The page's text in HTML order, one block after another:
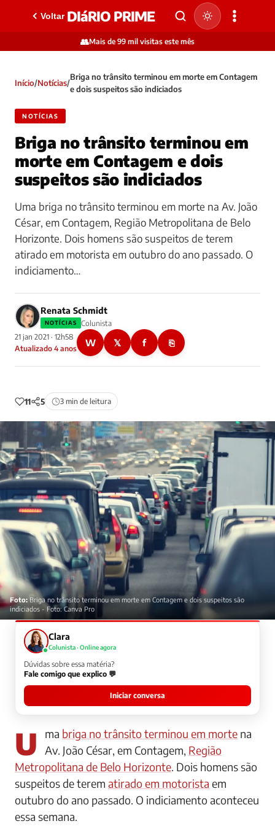
Voltar DIáRIO PRIME
👥Mais de 99 mil visitas este mês
Início/Notícias/
Briga no trânsito terminou em morte em Contagem
e dois suspeitos são indiciados
NOTÍCIAS
Briga no trânsito terminou em
morte em Contagem e dois
suspeitos são indiciados
Uma briga no trânsito terminou em morte na Av. João
César, em Contagem, Região Metropolitana de Belo
Horizonte. Dois homens são suspeitos de terem
atirado em motorista em outubro do ano passado. O
indiciamento…
Renata Schmidt
NOTÍCIAS
Colunista
21 jan 2021 · 12h58
Atualizado 4 anos
W 𝕏 f ⎘
11 5 3 min de leitura
Foto:Briga no trânsito terminou em morte em Contagem e dois suspeitos são
indiciados - Foto: Canva Pro
Clara
Colunista · Online agora
Dúvidas sobre essa matéria?
Fale comigo que explico 💬
Iniciar conversa
Uma briga no trânsito terminou em morte na
Av. João César, em Contagem, Região
Metropolitana de Belo Horizonte . Dois homens são
suspeitos de terem atirado em motorista em
outubro do ano passado. O indiciamento aconteceu
essa semana.